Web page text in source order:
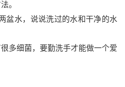
。
盆水，说说洗过的水和干净的水
多细菌，要勤洗手才能做一个爱